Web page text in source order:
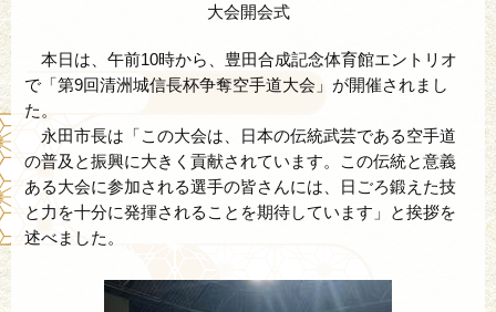
大会開会式
本日は、午前10時から、豊田合成記念体育館エントリオ
で「第9回清洲城信長杯争奪空手道大会」が開催されまし
た。
永田市長は「この大会は、日本の伝統武芸である空手道
の普及と振興に大きく貢献されています。この伝統と意義
ある大会に参加される選手の皆さんには、日ごろ鍛えた技
と力を十分に発揮されることを期待しています」と挨拶を
述べました。